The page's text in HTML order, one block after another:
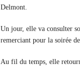
Delmont.
Un jour, elle va consulter
remerciant pour la soirée
Au fil du temps, elle